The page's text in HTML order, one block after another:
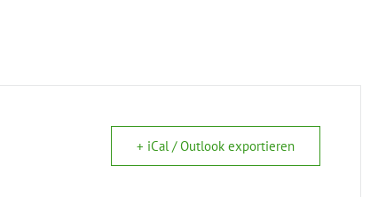
+ iCal / Outlook exportieren